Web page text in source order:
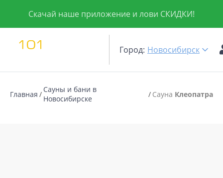
Скачай наше приложение и лови СКИДКИ!
Город: Новосибирск
Главная
Сауны и бани в
Новосибирске
Сауна Клеопатра